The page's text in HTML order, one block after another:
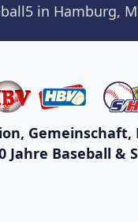
in Hamburg,
Jahre Baseball &